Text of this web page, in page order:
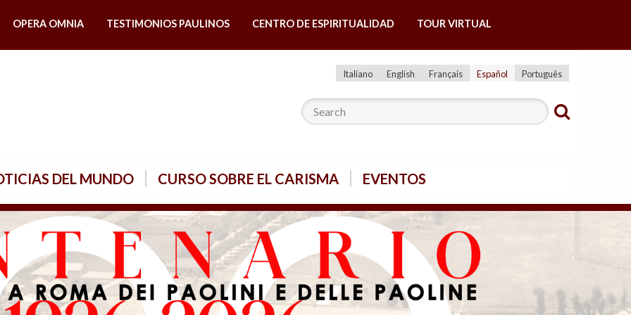
OPERA OMNIA TESTIMONIOS PAULINOS CENTRO DE ESPIRITUALIDAD TOUR VIRTUAL
Italiano English Français Español Português
DEL MUNDO CURSO SOBRE EL CARISMA EVENTOS